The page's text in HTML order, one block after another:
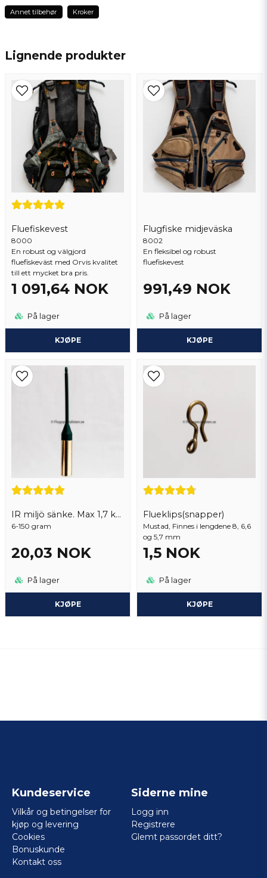
Lignende produkter
Fluefiskevest
8000
En robust og välgjord
fluefiskeväst med Orvis kvalitet
till ett mycket bra pris.
1 091,64 NOK
På lager
KJØPE
Flugfiske midjeväska
8002
En fleksibel og robust
fluefiskevest
991,49 NOK
På lager
KJØPE
IR miljö sänke. Max 1,7 kg per order
6-150 gram
20,03 NOK
På lager
KJØPE
Flueklips(snapper)
Mustad, Finnes i lengdene 8, 6,6
og 5,7 mm
1,5 NOK
På lager
KJØPE
Ja, du kan publisere spørsmålet mitt
Send spørsmål
Mats
Perfekt storlek.
Annet tilbehør Kroker
Kundeservice
Vilkår og betingelser for
kjøp og levering
Cookies
Bonuskunde
Kontakt oss
Siderne mine
Logg inn
Registrere
Glemt passordet ditt?